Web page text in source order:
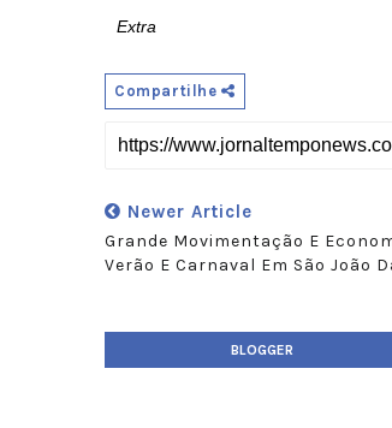
Extra
Compartilhe
Newer Article
Grande Movimentação E
Verão E Carnaval Em São João
BLOGGER